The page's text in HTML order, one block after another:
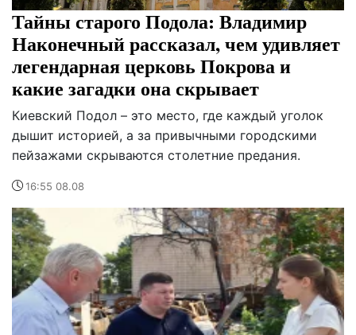
Тайны старого Подола: Владимир
Наконечный рассказал, чем удивляет
легендарная церковь Покрова и
какие загадки она скрывает
Киевский Подол – это место, где каждый уголок
дышит историей, а за привычными городскими
пейзажами скрываются столетние предания.
16:55 08.08